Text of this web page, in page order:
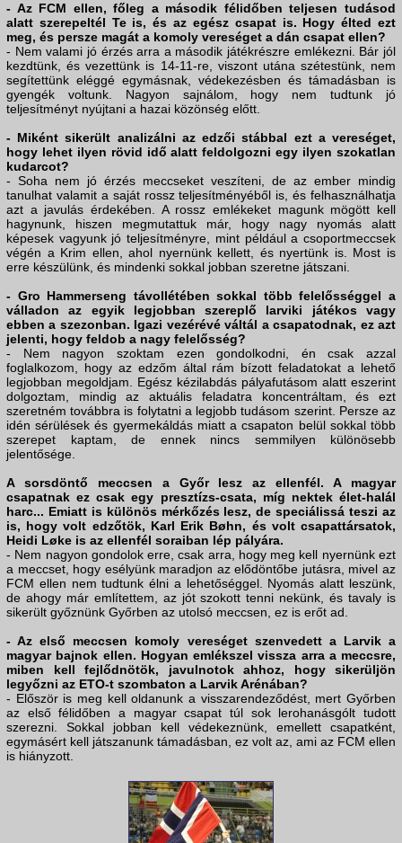
- Az FCM ellen, főleg a második félidőben teljesen tudásod
alatt szerepeltél Te is, és az egész csapat is. Hogy élted ezt
meg, és persze magát a komoly vereséget a dán csapat ellen?
- Nem valami jó érzés arra a második játékrészre emlékezni. Bár jól
kezdtünk, és vezettünk is 14-11-re, viszont utána szétestünk, nem
segítettünk eléggé egymásnak, védekezésben és támadásban is
gyengék voltunk. Nagyon sajnálom, hogy nem tudtunk jó
teljesítményt nyújtani a hazai közönség előtt.
- Miként sikerült analizálni az edzői stábbal ezt a vereséget,
hogy lehet ilyen rövid idő alatt feldolgozni egy ilyen szokatlan
kudarcot?
- Soha nem jó érzés meccseket veszíteni, de az ember mindig
tanulhat valamit a saját rossz teljesítményéből is, és felhasználhatja
azt a javulás érdekében. A rossz emlékeket magunk mögött kell
hagynunk, hiszen megmutattuk már, hogy nagy nyomás alatt
képesek vagyunk jó teljesítményre, mint például a csoportmeccsek
végén a Krim ellen, ahol nyernünk kellett, és nyertünk is. Most is
erre készülünk, és mindenki sokkal jobban szeretne játszani.
- Gro Hammerseng távollétében sokkal több felelősséggel a
válladon az egyik legjobban szereplő larviki játékos vagy
ebben a szezonban. Igazi vezérévé váltál a csapatodnak, ez azt
jelenti, hogy feldob a nagy felelősség?
- Nem nagyon szoktam ezen gondolkodni, én csak azzal
foglalkozom, hogy az edzőm által rám bízott feladatokat a lehető
legjobban megoldjam. Egész kézilabdás pályafutásom alatt eszerint
dolgoztam, mindig az aktuális feladatra koncentráltam, és ezt
szeretném továbbra is folytatni a legjobb tudásom szerint. Persze az
idén sérülések és gyermekáldás miatt a csapaton belül sokkal több
szerepet kaptam, de ennek nincs semmilyen különösebb
jelentősége.
A sorsdöntő meccsen a Győr lesz az ellenfél. A magyar
csapatnak ez csak egy presztízs-csata, míg nektek élet-halál
harc... Emiatt is különös mérkőzés lesz, de speciálissá teszi az
is, hogy volt edzőtök, Karl Erik Bøhn, és volt csapattársatok,
Heidi Løke is az ellenfél soraiban lép pályára.
- Nem nagyon gondolok erre, csak arra, hogy meg kell nyernünk ezt
a meccset, hogy esélyünk maradjon az elődöntőbe jutásra, mivel az
FCM ellen nem tudtunk élni a lehetőséggel. Nyomás alatt leszünk,
de ahogy már említettem, az jót szokott tenni nekünk, és tavaly is
sikerült győznünk Győrben az utolsó meccsen, ez is erőt ad.
- Az első meccsen komoly vereséget szenvedett a Larvik a
magyar bajnok ellen. Hogyan emlékszel vissza arra a meccsre,
miben kell fejlődnötök, javulnotok ahhoz, hogy sikerüljön
legyőzni az ETO-t szombaton a Larvik Arénában?
- Először is meg kell oldanunk a visszarendeződést, mert Győrben
az első félidőben a magyar csapat túl sok lerohanásgólt tudott
szerezni. Sokkal jobban kell védekeznünk, emellett csapatként,
egymásért kell játszanunk támadásban, ez volt az, ami az FCM ellen
is hiányzott.